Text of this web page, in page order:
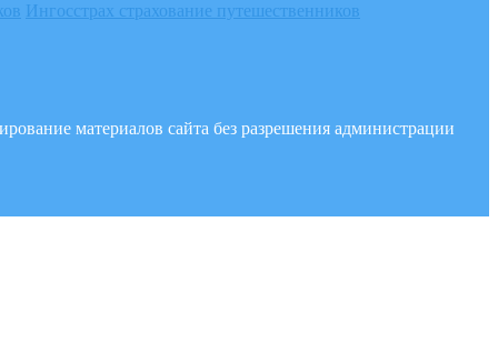
Ингосстрах страхование путешественников
материалов сайта без разрешения администрации